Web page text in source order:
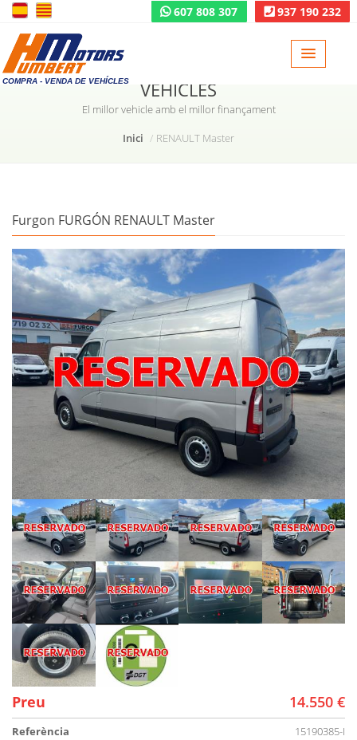
937 190 232
607 808 307
COMPRA - VENDA DE VEHÍCLES VEHICLES
El millor vehicle amb el millor finançament
Inici
RENAULT Master
Furgon FURGÓN RENAULT Master
Preu 14.550 €
Referència
15190385-I